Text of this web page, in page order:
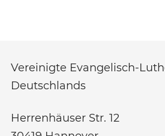
Vereinigte Evangelisch-
Deutschlands
Herrenhäuser Str. 12